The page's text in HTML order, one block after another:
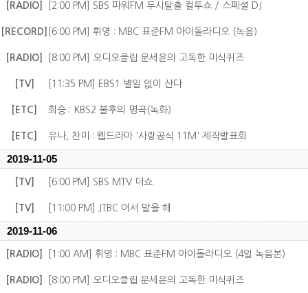
[RADIO] [2:00 PM] SBS 파워FM 두시탈출 컬투쇼 / 스페셜 DJ
[RECORD] [6:00 PM] 휘영 : MBC 표준FM 아이돌라디오 (녹음)
[RADIO] [8:00 PM] 오디오클립 문세윤의 고독한 미식퀴즈
[TV] [11:35 PM] EBS1 별일 없이 산다
[ETC] 회승 : KBS2 불후의 명곡(녹화)
[ETC] 유나, 찬미 : 웹드라마 '사랑공식 11M' 제작발표회
2019-11-05
[TV] [6:00 PM] SBS MTV 더쇼
[TV] [11:00 PM] JTBC 어서 말을 해
2019-11-06
[RADIO] [1:00 AM] 휘영 : MBC 표준FM 아이돌라디오 (4일 녹음본)
[RADIO] [8:00 PM] 오디오클립 문세윤의 고독한 미식퀴즈